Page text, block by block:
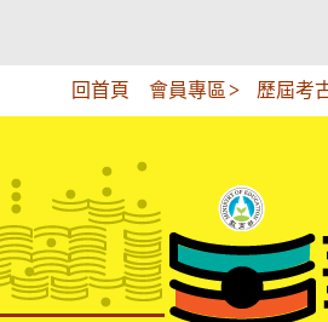
回首頁 會員專區 歷屆考